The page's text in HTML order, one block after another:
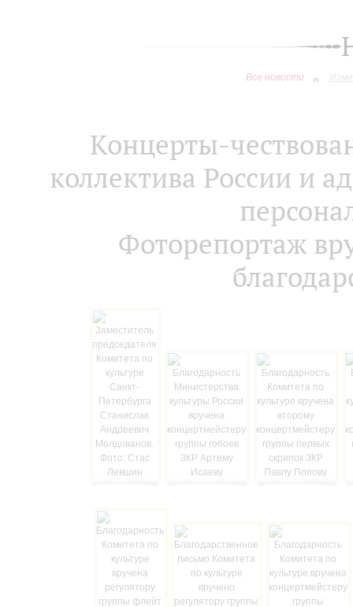
Все новости
Концерты-
коллектива России и
Фоторепортаж